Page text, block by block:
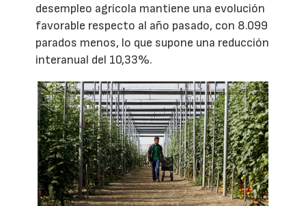
desempleo agrícola mantiene una evolución
favorable respecto al año pasado, con 8.099
parados menos, lo que supone una reducción
interanual del 10,33%.